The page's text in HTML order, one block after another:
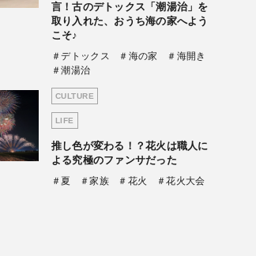
言！古のデトックス「潮湯治」を
取り入れた、おうち海の家へよう
こそ♪
＃デトックス ＃海の家
＃海開き
＃潮湯治
CULTURE
LIFE
推し色が変わる！？花火は職人に
よる究極のファンサだった
＃夏 ＃家族 ＃花火 ＃花火大会